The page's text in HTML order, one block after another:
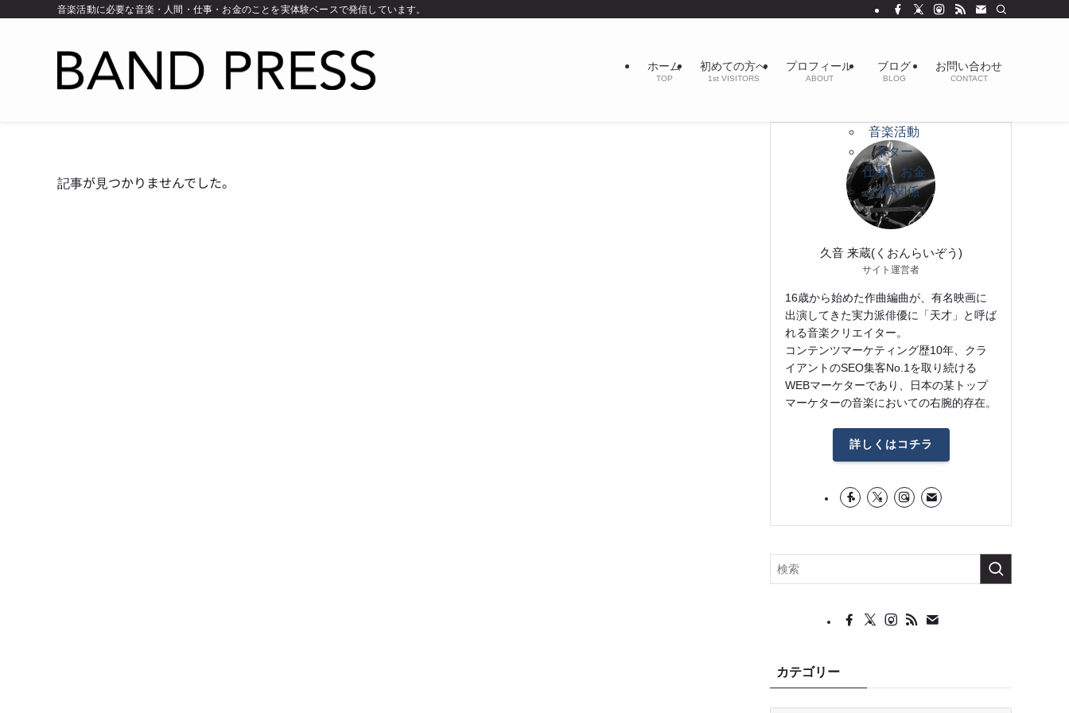
音楽活動に必要な音楽・人間・仕事・お金のことを実体験ベースで発信しています。
ホーム
TOP
初めての方へ
1st VISITORS
プロフィール
ABOUT
ブログ
BLOG
音楽活動
ギター
仕事、お金
人間関係
お問い合わせ
CONTACT
記事が見つかりませんでした。
久音 来蔵(くおんらいぞう)
サイト運営者
16歳から始めた作曲編曲が、有名映画に
出演してきた実力派俳優に「天才」と呼ば
れる音楽クリエイター。
コンテンツマーケティング歴10年、クラ
イアントのSEO集客No.1を取り続ける
WEBマーケターであり、日本の某トップ
マーケターの音楽においての右腕的存在。
詳しくはコチラ
カテゴリー